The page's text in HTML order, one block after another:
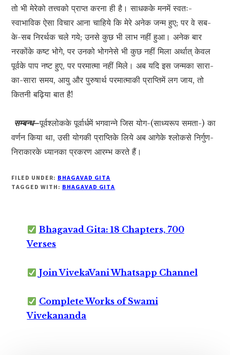
तो भी मेरेको तत्त्वको प्राप्त करना ही है। साधकके मनमें स्वतः-
स्वाभाविक ऐसा विचार आना चाहिये कि मेरे अनेक जन्म हुए; पर वे सब-
के-सब निरर्थक चले गये; उनसे कुछ भी लाभ नहीं हुआ। अनेक बार
नरकोंके कष्ट भोगे, पर उनको भोगनेसे भी कुछ नहीं मिला अर्थात् केवल
पूर्वके पाप नष्ट हुए, पर परमात्मा नहीं मिले। अब यदि इस जन्मका सारा-
का-सारा समय, आयु और पुरुषार्थ परमात्माकी प्राप्तिमें लग जाय, तो
कितनी बढ़िया बात है!
सम्बन्ध–पूर्वश्लोकके पूर्वार्धमें भगवान्ने जिस योग-(साध्यरूप समता-) का
वर्णन किया था, उसी योगकी प्राप्तिके लिये अब आगेके श्लोकसे निर्गुण-
निराकारके ध्यानका प्रकरण आरम्भ करते हैं।
FILED UNDER: BHAGAVAD GITA
TAGGED WITH: BHAGAVAD GITA
Bhagavad Gita: 18 Chapters, 700
Verses
Join VivekaVani Whatsapp Channel
Complete Works of Swami
Vivekananda